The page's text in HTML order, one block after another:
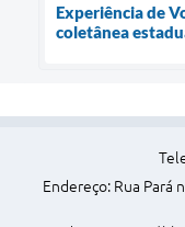
Experiência de
coletânea
Endereço: Rua Pará